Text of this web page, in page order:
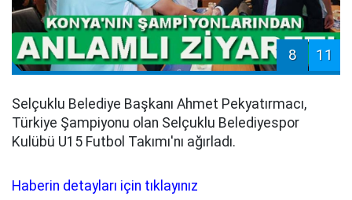
8 11
Selçuklu Belediye Başkanı Ahmet Pekyatırmacı,
Türkiye Şampiyonu olan Selçuklu Belediyespor
Kulübü U15 Futbol Takımı'nı ağırladı.
Haberin detayları için tıklayınız